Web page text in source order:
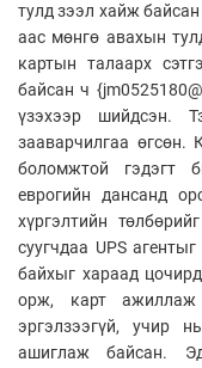
тулд зээл хайж
аас мөнгө авахын
картын талаарх
байсан ч
үзэхээр шийдсэн.
зааварчилгаа өгсөн.
боломжтой гэдэгт
еврогийн дансанд
хүргэлтийн
суугчдаа UPS
байхыг хараад
орж, карт ажиллаж
эргэлзээгүй, учир
ашиглаж байсан.